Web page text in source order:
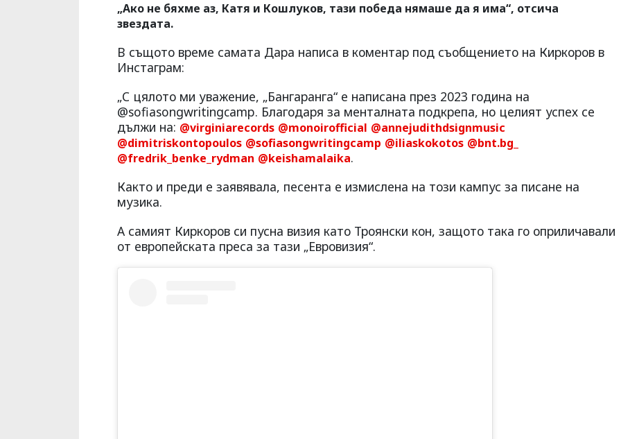
„Ако не бяхме аз, Катя и Кошлуков, тази победа нямаше да я има“, отсича
звездата.
В същото време самата Дара написа в коментар под съобщението на Киркоров в
Инстаграм:
„С цялото ми уважение, „Бангаранга“ е написана през 2023 година на
@sofiasongwritingcamp. Благодаря за менталната подкрепа, но целият успех се
дължи на: @virginiarecords @monoirofficial @annejudithdsignmusic
@dimitriskontopoulos @sofiasongwritingcamp @iliaskokotos @bnt.bg_
@fredrik_benke_rydman @keishamalaika.
Както и преди е заявявала, песента е измислена на този кампус за писане на
музика.
А самият Киркоров си пусна визия като Троянски кон, защото така го оприличавали
от европейската преса за тази „Евровизия“.